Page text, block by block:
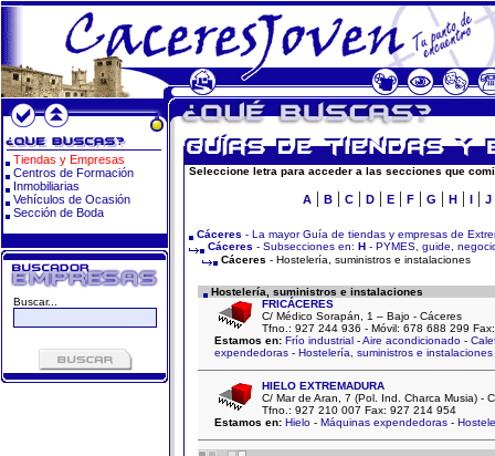
Tiendas y Empresas
Centros de Formación
Inmobiliarias
Vehículos de Ocasión
Sección de Boda
Buscar...
Seleccione letra para acceder a las secciones que
A| B| C| D| E| F| G | H| I| J
Cáceres - La mayor Guía de tiendas y empresas de
Cáceres - Subsecciones en: H - PYMES, guide,
Cáceres - Hostelería, suministros e instalaciones
Hostelería, suministros e instalaciones
FRICÁCERES
C/ Médico Sorapán, 1 – Bajo - Cáceres
Tfno.: 927 244 936 - Móvil: 678 688 299
Estamos en: Frío industrial-Aire acondicionado-
expendedoras- Hostelería, suministros e instalaciones
HIELO EXTREMADURA
C/ Mar de Aran, 7 (Pol. Ind. Charca Musia) -
Tfno.: 927 210 007 Fax: 927 214 954
Estamos en: Hielo- Máquinas expendedoras-